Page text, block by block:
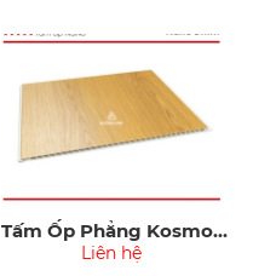
Tấm Ốp Phẳng Kosmos
Nano09-003
Liên hệ